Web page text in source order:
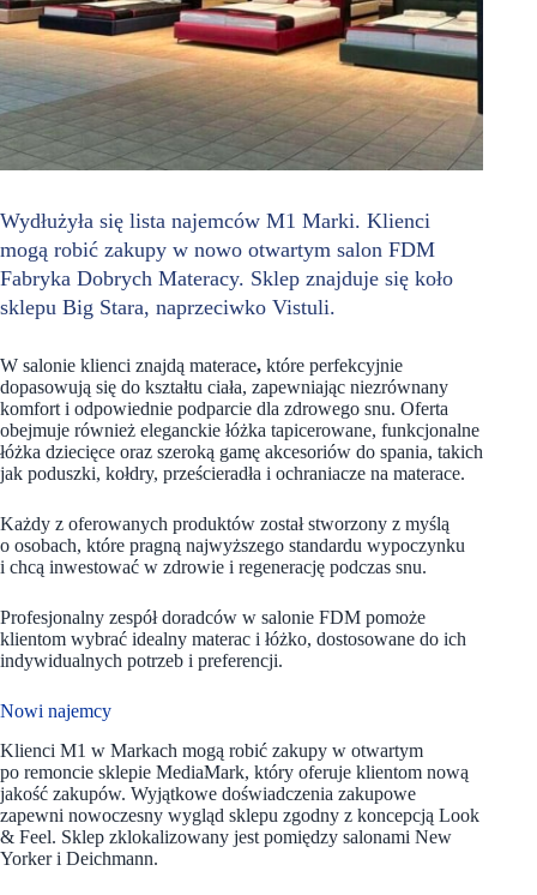
Wydłużyła się lista najemców M1 Marki. Klienci
mogą robić zakupy w nowo otwartym salon FDM
Fabryka Dobrych Materacy. Sklep znajduje się koło
sklepu Big Stara, naprzeciwko Vistuli.
W salonie klienci znajdą materace, które perfekcyjnie
dopasowują się do kształtu ciała, zapewniając niezrównany
komfort i odpowiednie podparcie dla zdrowego snu. Oferta
obejmuje również eleganckie łóżka tapicerowane, funkcjonalne
łóżka dziecięce oraz szeroką gamę akcesoriów do spania, takich
jak poduszki, kołdry, prześcieradła i ochraniacze na materace.
Każdy z oferowanych produktów został stworzony z myślą
o osobach, które pragną najwyższego standardu wypoczynku
i chcą inwestować w zdrowie i regenerację podczas snu.
Profesjonalny zespół doradców w salonie FDM pomoże
klientom wybrać idealny materac i łóżko, dostosowane do ich
indywidualnych potrzeb i preferencji.
Nowi najemcy
Klienci M1 w Markach mogą robić zakupy w otwartym
po remoncie sklepie MediaMark, który oferuje klientom nową
jakość zakupów. Wyjątkowe doświadczenia zakupowe
zapewni nowoczesny wygląd sklepu zgodny z koncepcją Look
& Feel. Sklep zklokalizowany jest pomiędzy salonami New
Yorker i Deichmann.